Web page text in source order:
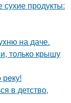
продукты:
на даче.
только крышу
в детство,